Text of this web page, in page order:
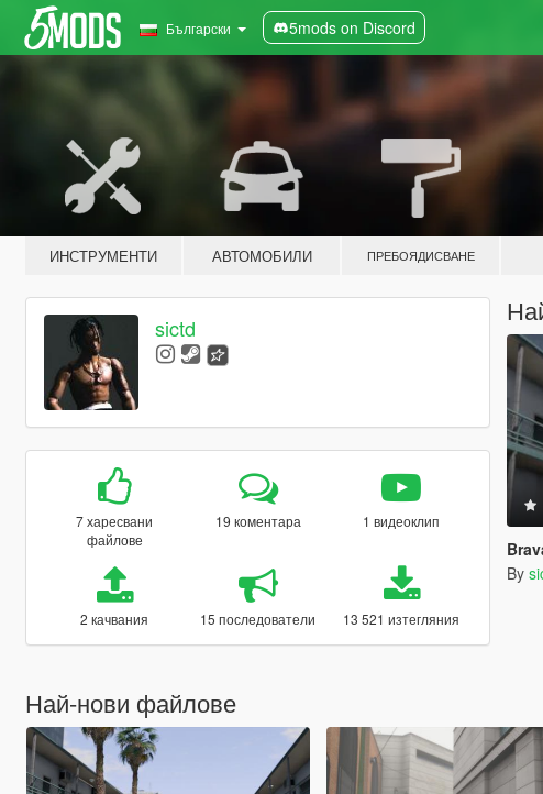
Български 5mods on Discord
ИНСТРУМЕНТИ АВТОМОБИЛИ ПРЕБОЯДИСВАНЕ
sictd
7 харесвани
файлове
19 коментара 1 видеоклип
2 качвания 15 последователи 13 521 изтегляния
By
Най-нови файлове